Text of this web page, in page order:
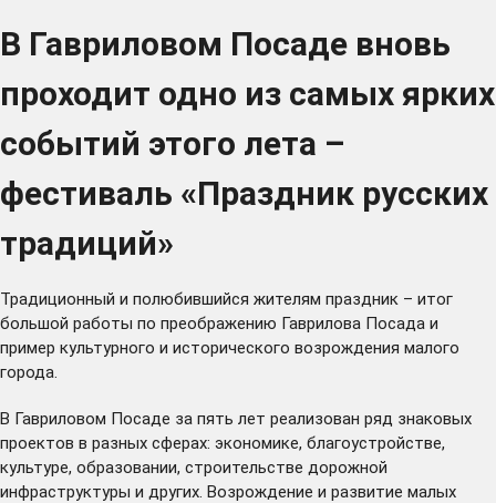
В Гавриловом Посаде вновь
проходит одно из самых ярких
событий этого лета –
фестиваль «Праздник русских
традиций»
Традиционный и полюбившийся жителям праздник – итог
большой работы по преображению Гаврилова Посада и
пример культурного и исторического возрождения малого
города.
В Гавриловом Посаде за пять лет реализован ряд знаковых
проектов в разных сферах: экономике, благоустройстве,
культуре, образовании, строительстве дорожной
инфраструктуры и других. Возрождение и развитие малых